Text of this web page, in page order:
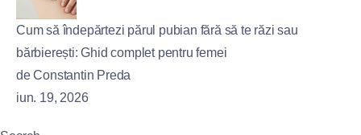
Cum să îndepărtezi părul pubian fără să te răzi sau
bărbierești: Ghid complet pentru femei
de Constantin Preda
iun. 19, 2026